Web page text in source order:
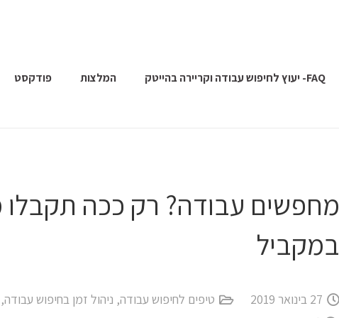
FAQ- יעוץ לחיפוש עבודה וקריירה בהייטק המלצות פודקסט
מחפשים עבודה? רק ככה
במקביל
27 בינואר 2019 טיפים לחיפוש עבודה, ניהול זמן בחיפוש עבודה,